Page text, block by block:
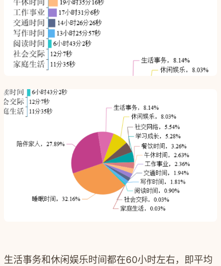
生活事务和休闲娱乐时间都在60小时左右，即平均